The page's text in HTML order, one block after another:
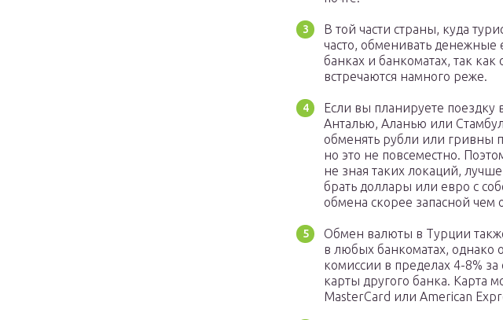
В той части страны, куда
часто, обменивать
банках и банкоматах, так
встречаются намного реже.
Если вы планируете поездку
Анталью, Аланью или
обменять рубли или гривны
но это не повсеместно.
не зная таких локаций,
брать доллары или евро с
обмена скорее запасной чем
Обмен валюты в Турции
в любых банкоматах, однако
комиссии в пределах 4-8%
карты другого банка. Карта
MasterCard или American